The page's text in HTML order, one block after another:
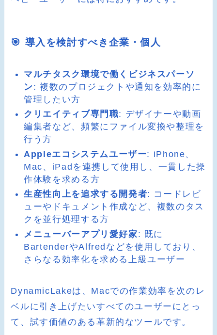
🎯 導入を検討すべき企業・個人
マルチタスク環境で働くビジネスパーソ
ン: 複数のプロジェクトや通知を効率的に
管理したい方
クリエイティブ専門職: デザイナーや動画
編集者など、頻繁にファイル変換や整理を
行う方
Appleエコシステムユーザー: iPhone、
Mac、iPadを連携して使用し、一貫した操
作体験を求める方
生産性向上を追求する開発者: コードレビ
ューやドキュメント作成など、複数のタス
クを並行処理する方
メニューバーアプリ愛好家: 既に
BartenderやAlfredなどを使用しており、
さらなる効率化を求める上級ユーザー
DynamicLakeは、Macでの作業効率を次のレ
ベルに引き上げたいすべてのユーザーにとっ
て、試す価値のある革新的なツールです。